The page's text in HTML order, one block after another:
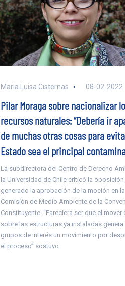
Maria Luisa Cisternas 08-02-2022
Pilar Moraga sobre nacionalizar
recursos naturales: “Debería ir
de muchas otras cosas para
Estado sea el principal
La subdirectora del Centro de Derecho
la Universidad de Chile criticó la oposición
generado la aprobación de la moción en la
Comisión de Medio Ambiente de la
Constituyente. “Pareciera ser que el mover
sobre las estructuras ya instaladas genera
grupos de interés un movimiento por
el proceso” sostuvo.